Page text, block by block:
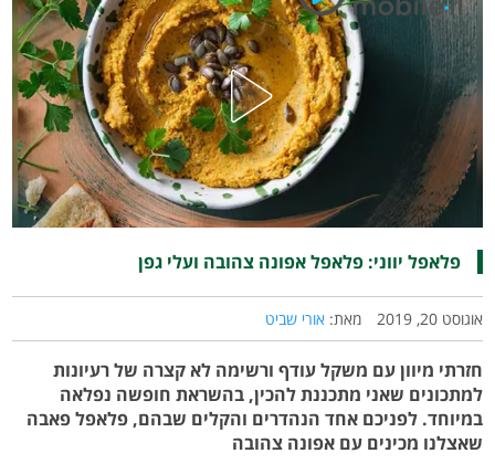
פלאפל יווני: פלאפל אפונה צהובה ועלי גפן
אוגוסט 20, 2019 מאת: אורי שביט
חזרתי מיוון עם משקל עודף ורשימה לא קצרה של רעיונות
למתכונים שאני מתכננת להכין, בהשראת חופשה נפלאה
במיוחד. לפניכם אחד הנהדרים והקלים שבהם, פלאפל פאבה
שאצלנו מכינים עם אפונה צהובה